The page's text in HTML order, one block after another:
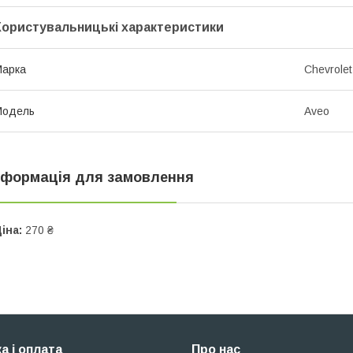
характеристики
Chevrolet
Aveo
для замовлення
270 ₴
і оплата Про нас